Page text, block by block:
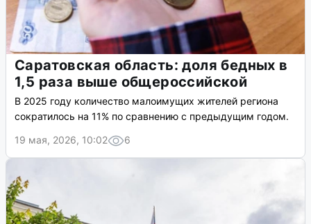
Саратовская область: доля бедных в
1,5 раза выше общероссийской
В 2025 году количество малоимущих жителей региона
сократилось на 11% по сравнению с предыдущим годом.
19 мая, 2026, 10:02
6